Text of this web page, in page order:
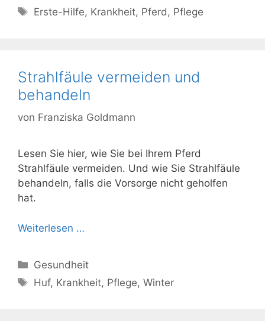
Schlagwörter
Erste-Hilfe, Krankheit, Pferd , Pflege
Strahlfäule vermeiden und
behandeln
von Franziska Goldmann
Lesen Sie hier, wie Sie bei Ihrem Pferd
Strahlfäule vermeiden. Und wie Sie Strahlfäule
behandeln, falls die Vorsorge nicht geholfen
hat.
Weiterlesen …
Kategorien
Gesundheit
Schlagwörter
Huf, Krankheit, Pflege,Winter